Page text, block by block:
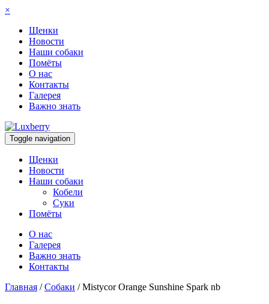
×
Щенки
Новости
Наши собаки
Помёты
О нас
Контакты
Галерея
Важно знать
Toggle navigation
Щенки
Новости
Наши собаки
Кобели
Суки
Помёты
О нас
Галерея
Важно знать
Контакты
Главная /Собаки /Mistycor Orange Sunshine Spark nb